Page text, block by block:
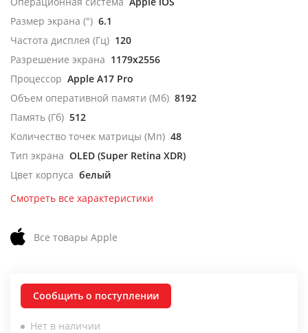
Размер экрана (") 6.1
Частота дисплея (Гц) 120
Разрешение экрана 1179x2556
Процессор Apple A17 Pro
Объем оперативной памяти (Мб) 8192
Память (Гб) 512
Количество точек матрицы (Мп) 48
Тип экрана OLED (Super Retina XDR)
Цвет корпуса белый
Смотреть все характеристики
Все товары Apple
Сообщить о поступлении
Нет в наличии